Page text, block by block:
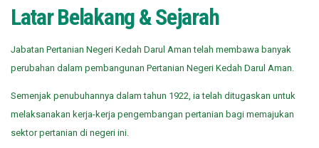
Latar Belakang & Sejarah
Jabatan Pertanian Negeri Kedah Darul Aman telah membawa banyak
perubahan dalam pembangunan Pertanian Negeri Kedah Darul Aman.
Semenjak penubuhannya dalam tahun 1922, ia telah ditugaskan untuk
melaksanakan kerja-kerja pengembangan pertanian bagi memajukan
sektor pertanian di negeri ini.